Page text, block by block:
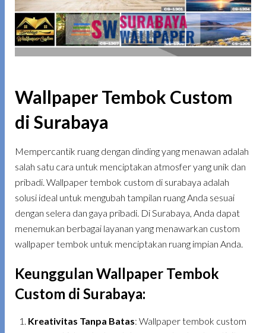
Wallpaper Tembok Custom
di Surabaya
Mempercantik ruang dengan dinding yang menawan adalah
salah satu cara untuk menciptakan atmosfer yang unik dan
pribadi. Wallpaper tembok custom di surabaya adalah
solusi ideal untuk mengubah tampilan ruang Anda sesuai
dengan selera dan gaya pribadi. Di Surabaya, Anda dapat
menemukan berbagai layanan yang menawarkan custom
wallpaper tembok untuk menciptakan ruang impian Anda.
Keunggulan Wallpaper Tembok
Custom di Surabaya:
Kreativitas Tanpa Batas: Wallpaper tembok custom